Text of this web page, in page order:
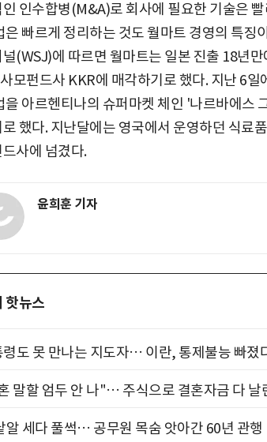
인수합병(M&A)로 회사에 필요한 기술은
은 빠르게 정리하는 것도 월마트 경영의 특징
(WSJ)에 따르면 월마트는 일본 진출 18년
모펀드사 KKR에 매각하기로 했다. 지난 6
을 아르헨티나의 슈퍼마켓 체인 '나르바에스
했다. 지난달에는 영국에서 운영하던 식료
사에 넘겼다.
윤희훈 기자
핫뉴스
령도 못 만나는 지도자… 이란, 통제불능 빠졌
말할 엄두 안 나"… 주식으로 결혼자금 다 날
알 세다 풀썩… 공무원 목숨 앗아간 60년 관행